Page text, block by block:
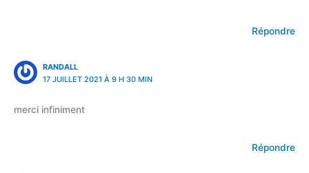
Répondre
RANDALL
17 JUILLET 2021 À 9 H 30 MIN
merci infiniment
Répondre